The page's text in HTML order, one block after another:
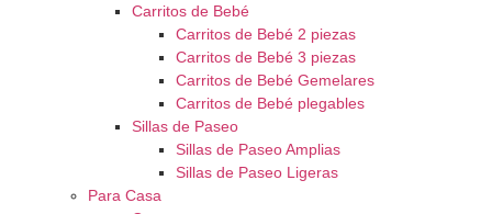
Carritos de Bebé
Carritos de Bebé 2 piezas
Carritos de Bebé 3 piezas
Carritos de Bebé Gemelares
Carritos de Bebé plegables
Sillas de Paseo
Sillas de Paseo Amplias
Sillas de Paseo Ligeras
Para Casa